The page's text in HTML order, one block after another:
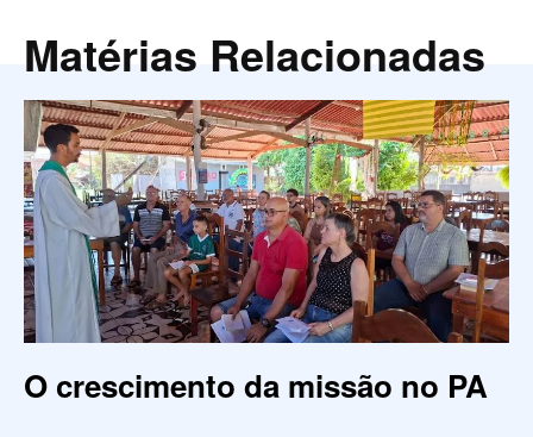
Matérias Relacionadas
O crescimento da missão no PA